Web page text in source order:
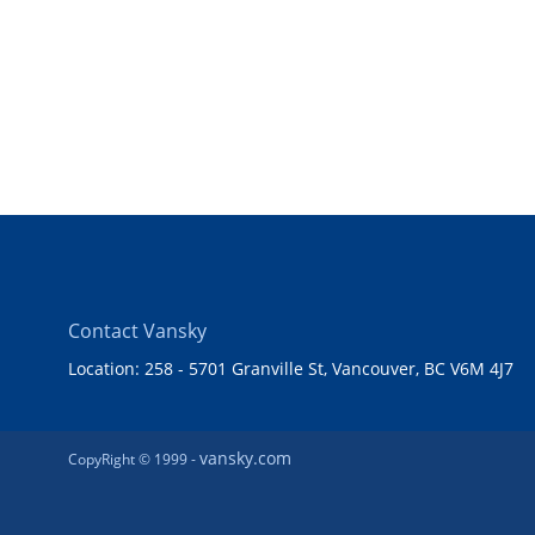
Contact Vansky
Location: 258 - 5701 Granville St, Vancouver, BC V6M 4J7
CopyRight © 1999 -vansky.com